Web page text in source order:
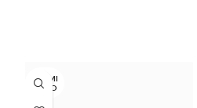
TERMI
NATO